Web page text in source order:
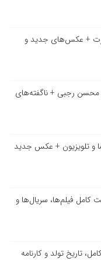
شهرت + عکس‌های جدید و
رجبی + ناگفته‌های
و تلویزیون + عکس جدید
فیلم‌ها، سریال‌ها و
تاریخ تولد و کارنامه